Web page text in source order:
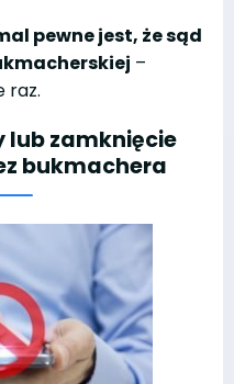
pewne jest, że sąd
–
raz.
lub zamknięcie
bukmachera